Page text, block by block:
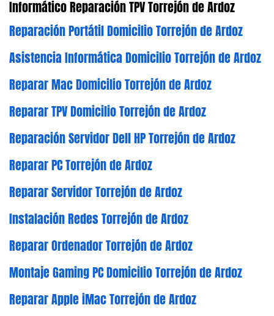
Informático Reparación TPV Torrejón de Ardoz
Reparación Portátil Domicilio Torrejón de Ardoz
Asistencia Informática Domicilio Torrejón de Ardoz
Reparar Mac Domicilio Torrejón de Ardoz
Reparar TPV Domicilio Torrejón de Ardoz
Reparación Servidor Dell HP Torrejón de Ardoz
Reparar PC Torrejón de Ardoz
Reparar Servidor Torrejón de Ardoz
Instalación Redes Torrejón de Ardoz
Reparar Ordenador Torrejón de Ardoz
Montaje Gaming PC Domicilio Torrejón de Ardoz
Reparar Apple iMac Torrejón de Ardoz